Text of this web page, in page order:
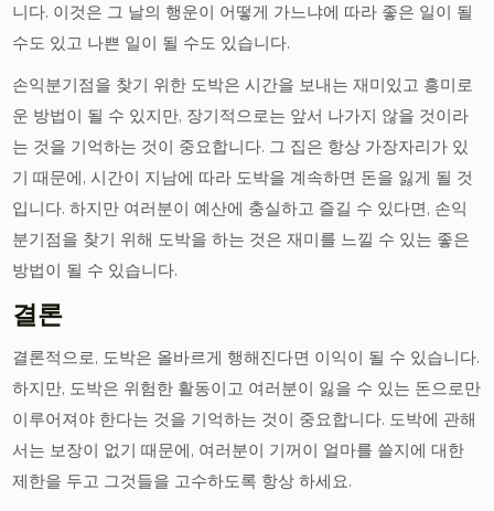
니다. 이것은 그 날의 행운이 어떻게 가느냐에 따라 좋은 일이 될
수도 있고 나쁜 일이 될 수도 있습니다.
손익분기점을 찾기 위한 도박은 시간을 보내는 재미있고 흥미로
운 방법이 될 수 있지만, 장기적으로는 앞서 나가지 않을 것이라
는 것을 기억하는 것이 중요합니다. 그 집은 항상 가장자리가 있
기 때문에, 시간이 지남에 따라 도박을 계속하면 돈을 잃게 될 것
입니다. 하지만 여러분이 예산에 충실하고 즐길 수 있다면, 손익
분기점을 찾기 위해 도박을 하는 것은 재미를 느낄 수 있는 좋은
방법이 될 수 있습니다.
결론
결론적으로, 도박은 올바르게 행해진다면 이익이 될 수 있습니다.
하지만, 도박은 위험한 활동이고 여러분이 잃을 수 있는 돈으로만
이루어져야 한다는 것을 기억하는 것이 중요합니다. 도박에 관해
서는 보장이 없기 때문에, 여러분이 기꺼이 얼마를 쓸지에 대한
제한을 두고 그것들을 고수하도록 항상 하세요.